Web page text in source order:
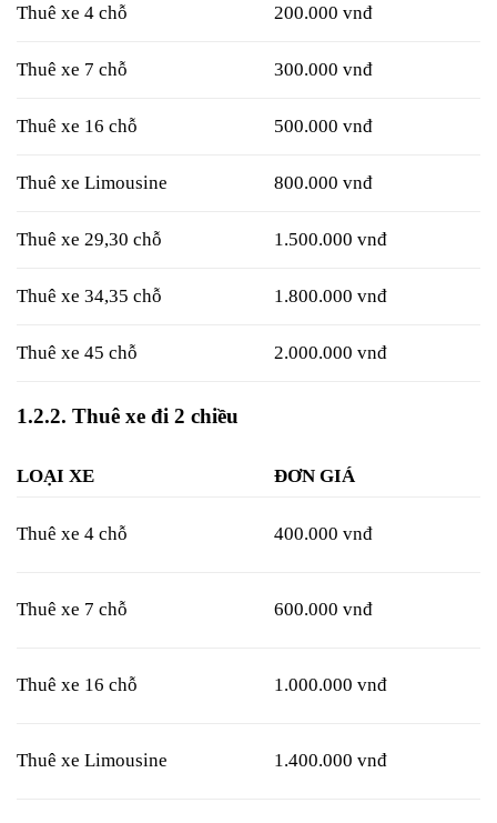
Thuê xe 4 chỗ 200.000 vnđ
Thuê xe 7 chỗ 300.000 vnđ
Thuê xe 16 chỗ 500.000 vnđ
Thuê xe Limousine 800.000 vnđ
Thuê xe 29,30 chỗ 1.500.000 vnđ
Thuê xe 34,35 chỗ 1.800.000 vnđ
Thuê xe 45 chỗ 2.000.000 vnđ
1.2.2. Thuê xe đi 2 chiều
LOẠI XE ĐƠN GIÁ
Thuê xe 4 chỗ 400.000 vnđ
Thuê xe 7 chỗ 600.000 vnđ
Thuê xe 16 chỗ 1.000.000 vnđ
Thuê xe Limousine 1.400.000 vnđ